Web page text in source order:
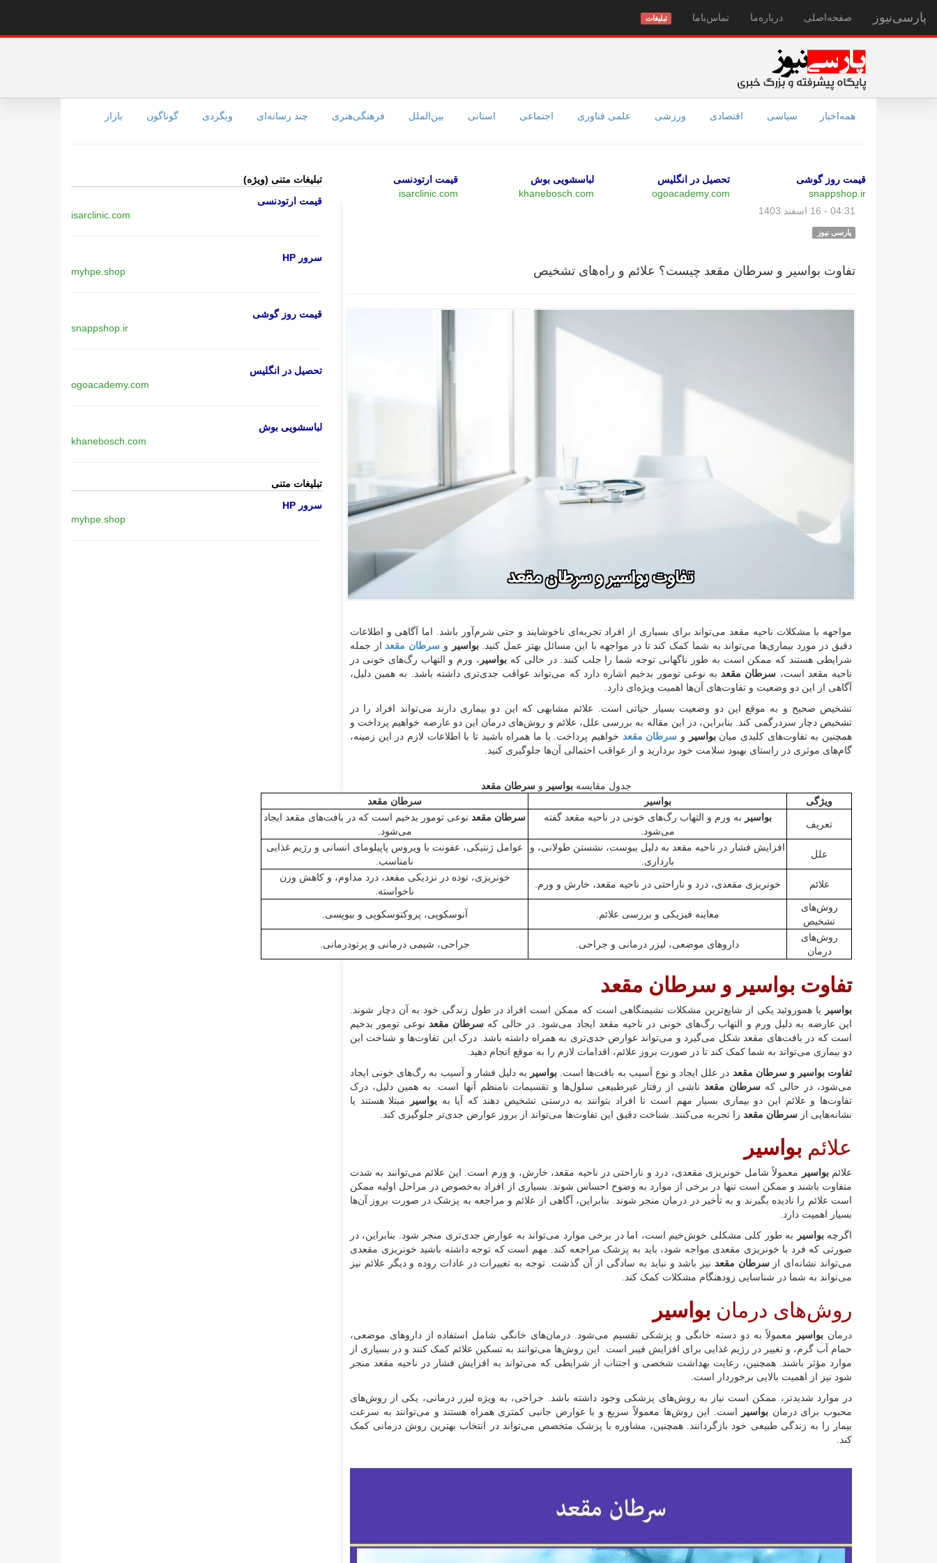
پارسی‌نیوز صفحه‌اصلی درباره‌ما تماس‌با‌ما تبلیغات
همه‌اخبار سیاسی اقتصادی ورزشی علمی فناوری اجتماعی استانی بین‌الملل فرهنگی‌هنری چند رسانه‌ای وبگردی گوناگون بازار
قیمت روز گوشی
snappshop.ir
تحصیل در انگلیس
ogoacademy.com
لباسشویی بوش
khanebosch.com
قیمت ارتودنسی
isarclinic.com
04:31 - 16 اسفند 1403
پارسی نیوز
تفاوت بواسیر و سرطان مقعد چیست؟ علائم و راه‌های تشخیص
مواجهه با مشکلات ناحیه مقعد می‌تواند برای بسیاری از افراد تجربه‌ای ناخوشایند و حتی شرم‌آور باشد. اما آگاهی و اطلاعات
دقیق در مورد بیماری‌ها می‌تواند به شما کمک کند تا در مواجهه با این مسائل بهتر عمل کنید.بواسیر و سرطان مقعداز جمله
شرایطی هستند که ممکن است به طور ناگهانی توجه شما را جلب کنند. در حالی که بواسیر ، ورم و التهاب رگ‌های خونی در
ناحیه مقعد است، سرطان مقعدبه نوعی تومور بدخیم اشاره دارد که می‌تواند عواقب جدی‌تری داشته باشد. به همین دلیل،
آگاهی از این دو وضعیت و تفاوت‌های آن‌ها اهمیت ویژه‌ای دارد.
تشخیص صحیح و به موقع این دو وضعیت بسیار حیاتی است. علائم مشابهی که این دو بیماری دارند می‌تواند افراد را در
تشخیص دچار سردرگمی کند. بنابراین، در این مقاله به بررسی علل، علائم و روش‌های درمان این دو عارضه خواهیم پرداخت و
همچنین به تفاوت‌های کلیدی میانبواسیر و سرطان مقعد خواهیم پرداخت. با ما همراه باشید تا با اطلاعات لازم در این زمینه،
گام‌های موثری در راستای بهبود سلامت خود بردارید و از عواقب احتمالی آن‌ها جلوگیری کنید.
جدول مقایسه بواسیر و سرطان مقعد
ویژگی
بواسیر سرطان مقعد
تعریف
بواسیر به ورم و التهاب رگ‌های خونی در ناحیه مقعد گفته
می‌شود.
سرطان مقعد نوعی تومور بدخیم است که در بافت‌های مقعد ایجاد
می‌شود.
علل
افزایش فشار در ناحیه مقعد به دلیل یبوست، نشستن طولانی، و
بارداری.
عوامل ژنتیکی، عفونت با ویروس پاپیلومای انسانی و رژیم غذایی
نامناسب.
علائم خونریزی مقعدی، درد و ناراحتی در ناحیه مقعد، خارش و ورم.
خونریزی، توده در نزدیکی مقعد، درد مداوم، و کاهش وزن
ناخواسته.
روش‌های
تشخیص
معاینه فیزیکی و بررسی علائم. آنوسکوپی، پروکتوسکوپی و بیوپسی.
روش‌های
درمان
داروهای موضعی، لیزر درمانی و جراحی. جراحی، شیمی درمانی و پرتودرمانی.
تفاوت بواسیر و سرطان مقعد
بواسیر
یا هموروئید یکی از شایع‌ترین مشکلات نشیمنگاهی است که ممکن است افراد در طول زندگی خود به آن دچار شوند.
این عارضه به دلیل ورم و التهاب رگ‌های خونی در ناحیه مقعد ایجاد می‌شود. در حالی که سرطان مقعد نوعی تومور بدخیم
است که در بافت‌های مقعد شکل می‌گیرد و می‌تواند عوارض جدی‌تری به همراه داشته باشد. درک این تفاوت‌ها و شناخت این
دو بیماری می‌تواند به شما کمک کند تا در صورت بروز علائم، اقدامات لازم را به موقع انجام دهید.
تفاوت بواسیر و سرطان مقعد در علل ایجاد و نوع آسیب به بافت‌ها است. بواسیر به دلیل فشار و آسیب به رگ‌های خونی ایجاد
می‌شود، در حالی کهسرطان مقعدناشی از رفتار غیرطبیعی سلول‌ها و تقسیمات نامنظم آنها است. به همین دلیل، درک
تفاوت‌ها و علائم این دو بیماری بسیار مهم است تا افراد بتوانند به درستی تشخیص دهند که آیا بهبواسیر
مبتلا هستند یا
نشانه‌هایی از سرطان مقعد را تجربه می‌کنند. شناخت دقیق این تفاوت‌ها می‌تواند از بروز عوارض جدی‌تر جلوگیری کند.
علائم بواسیر
علائمبواسیر
معمولاً شامل خونریزی مقعدی، درد و ناراحتی در ناحیه مقعد، خارش، و ورم است. این علائم می‌توانند به شدت
متفاوت باشند و ممکن است تنها در برخی از موارد به وضوح احساس شوند. بسیاری از افراد به‌خصوص در مراحل اولیه ممکن
است علائم را نادیده بگیرند و به تأخیر در درمان منجر شوند. بنابراین، آگاهی از علائم و مراجعه به پزشک در صورت بروز آن‌ها
بسیار اهمیت دارد.
اگرچهبواسیر
به طور کلی مشکلی خوش‌خیم است، اما در برخی موارد می‌تواند به عوارض جدی‌تری منجر شود. بنابراین، در
صورتی که فرد با خونریزی مقعدی مواجه شود، باید به پزشک مراجعه کند. مهم است که توجه داشته باشید خونریزی مقعدی
می‌تواند نشانه‌ای ازسرطان مقعد نیز باشد و نباید به سادگی از آن گذشت. توجه به تغییرات در عادات روده و دیگر علائم نیز
می‌تواند به شما در شناسایی زودهنگام مشکلات کمک کند.
روش‌های درمان بواسیر
درمان بواسیر
معمولاً به دو دسته خانگی و پزشکی تقسیم می‌شود. درمان‌های خانگی شامل استفاده از داروهای موضعی،
حمام آب گرم، و تغییر در رژیم غذایی برای افزایش فیبر است. این روش‌ها می‌توانند به تسکین علائم کمک کنند و در بسیاری از
موارد مؤثر باشند. همچنین، رعایت بهداشت شخصی و اجتناب از شرایطی که می‌تواند به افزایش فشار در ناحیه مقعد منجر
شود نیز از اهمیت بالایی برخوردار است.
در موارد شدیدتر، ممکن است نیاز به روش‌های پزشکی وجود داشته باشد. جراحی، به ویژه لیزر درمانی، یکی از روش‌های
محبوب برای درمان بواسیر
است. این روش‌ها معمولاً سریع و با عوارض جانبی کمتری همراه هستند و می‌توانند به سرعت
بیمار را به زندگی طبیعی خود بازگردانند. همچنین، مشاوره با پزشک متخصص می‌تواند در انتخاب بهترین روش درمانی کمک
کند.
تبلیغات متنی (ویژه)
قیمت ارتودنسی
isarclinic.com
سرور HP
myhpe.shop
قیمت روز گوشی
snappshop.ir
تحصیل در انگلیس
ogoacademy.com
لباسشویی بوش
khanebosch.com
تبلیغات متنی
سرور HP
myhpe.shop